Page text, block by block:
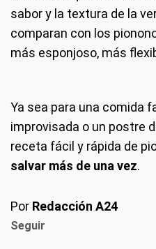
sabor y la textura de la
comparan con los
más esponjoso, más
Ya sea para una comida
improvisada o un postre
receta fácil y rápida de
salvar más de una vez.
Por Redacción A24
Seguir